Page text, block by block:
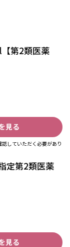
第2類医薬
見る
していただく必要があり
定第2類医薬
見る